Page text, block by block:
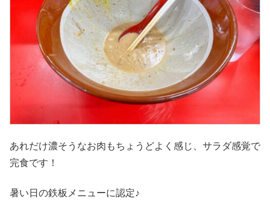
あれだけ濃そうなお肉もちょうどよく感じ、サラダ感覚で
完食です！
暑い日の鉄板メニューに認定♪